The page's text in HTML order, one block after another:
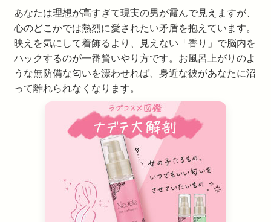
あなたは理想が高すぎて現実の男が霞んで見えますが、
心のどこかでは熱烈に愛されたい矛盾を抱えています。
映えを気にして着飾るより、見えない「香り」で脳内を
ハックするのが一番賢いやり方です。お風呂上がりのよ
うな無防備な匂いを漂わせれば、身近な彼があなたに沼
って離れられなくなります。